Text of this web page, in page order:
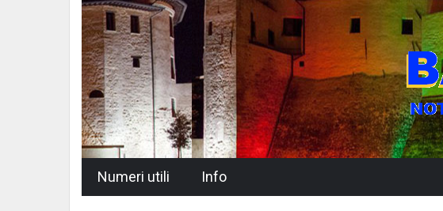
Numeri utili Info